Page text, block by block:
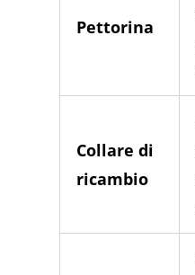
Pettorina
Collare di
ricambio